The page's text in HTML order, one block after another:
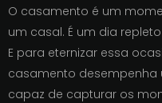
O casamento é um
um casal. É um dia
E para eternizar essa
casamento desempenha
capaz de capturar os